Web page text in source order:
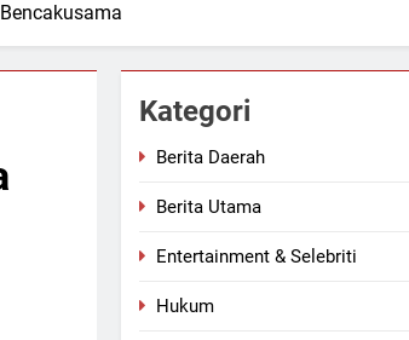
Utama
dengan Pemkab Rohul
Jalan Berlubang
Kategori
Berita Daerah
Berita Utama
Entertainment & Selebriti
Hukum